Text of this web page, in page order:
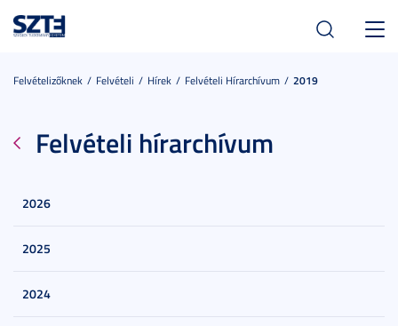
Felvételizőknek Felvételi Hírek Felvételi Hírarchívum 2019
Felvételi hírarchívum
2026
2025
2024